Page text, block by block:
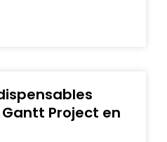
Project en